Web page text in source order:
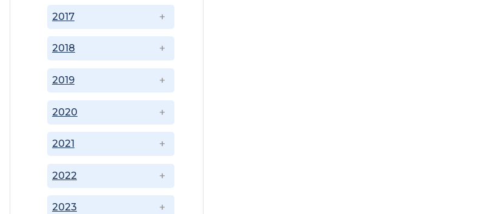
2017
2018
2019
2020
2021
2022
2023